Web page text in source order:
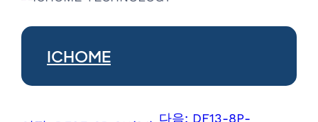
ICHOME
다음: DF13-8P-